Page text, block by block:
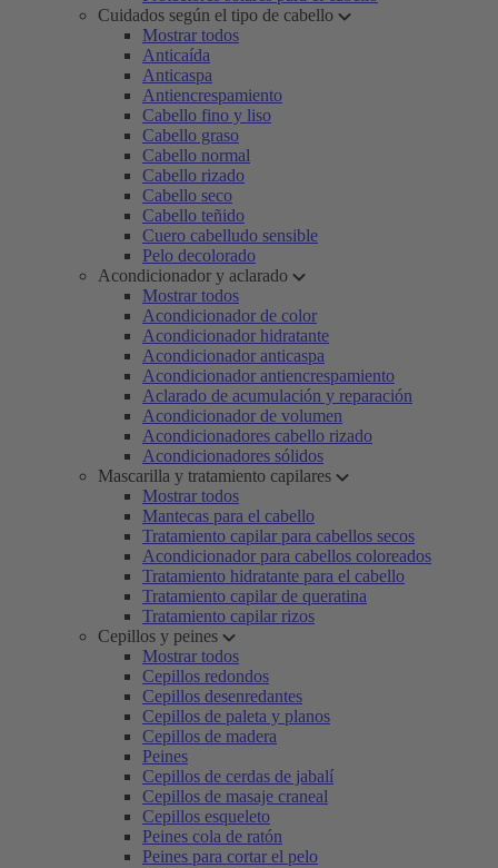
Cuidados según el tipo de cabello
Mostrar todos
Anticaída
Anticaspa
Antiencrespamiento
Cabello fino y liso
Cabello graso
Cabello normal
Cabello rizado
Cabello seco
Cabello teñido
Cuero cabelludo sensible
Pelo decolorado
Acondicionador y aclarado
Mostrar todos
Acondicionador de color
Acondicionador hidratante
Acondicionador anticaspa
Acondicionador antiencrespamiento
Aclarado de acumulación y reparación
Acondicionador de volumen
Acondicionadores cabello rizado
Acondicionadores sólidos
Mascarilla y tratamiento capilares
Mostrar todos
Mantecas para el cabello
Tratamiento capilar para cabellos secos
Acondicionador para cabellos coloreados
Tratamiento hidratante para el cabello
Tratamiento capilar de queratina
Tratamiento capilar rizos
Cepillos y peines
Mostrar todos
Cepillos redondos
Cepillos desenredantes
Cepillos de paleta y planos
Cepillos de madera
Peines
Cepillos de cerdas de jabalí
Cepillos de masaje craneal
Cepillos esqueleto
Peines cola de ratón
Peines para cortar el pelo